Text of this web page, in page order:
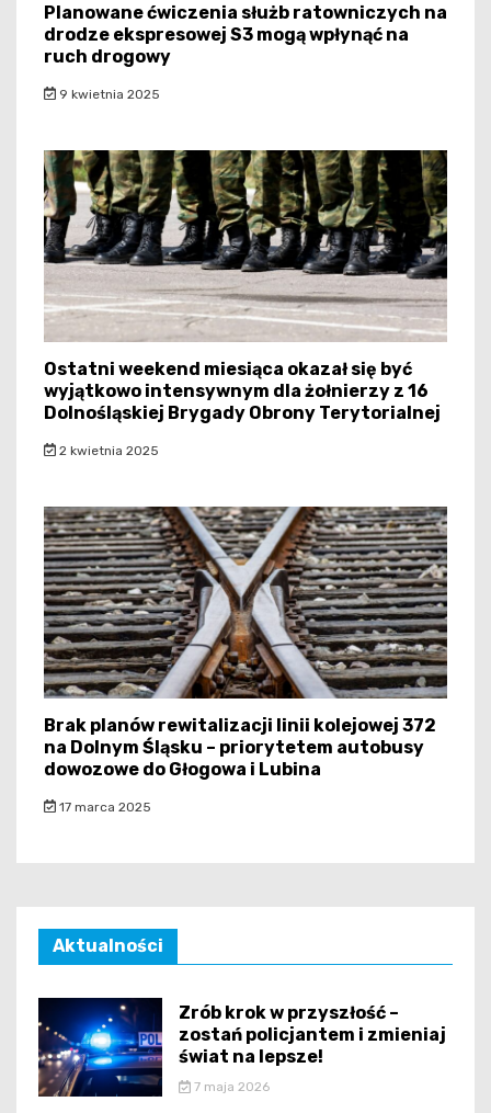
Planowane ćwiczenia służb ratowniczych na
drodze ekspresowej S3 mogą wpłynąć na
ruch drogowy
9 kwietnia 2025
Ostatni weekend miesiąca okazał się być
wyjątkowo intensywnym dla żołnierzy z 16
Dolnośląskiej Brygady Obrony Terytorialnej
2 kwietnia 2025
Brak planów rewitalizacji linii kolejowej 372
na Dolnym Śląsku – priorytetem autobusy
dowozowe do Głogowa i Lubina
17 marca 2025
Aktualności
Zrób krok w przyszłość –
zostań policjantem i zmieniaj
świat na lepsze!
7 maja 2026